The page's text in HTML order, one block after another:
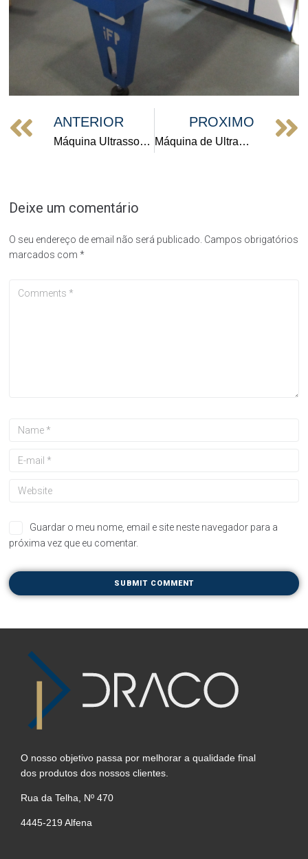
ANTERIOR
Máquina Ultrassons Industrial TT-150
PROXIMO
Máquina de Ultrassons Multicuba TT-400N
Deixe um comentário
O seu endereço de email não será publicado. Campos obrigatórios
marcados com*
Guardar o meu nome, email e site neste navegador para a
próxima vez que eu comentar.
O nosso objetivo passa por melhorar a qualidade final
dos produtos dos nossos clientes.
Rua da Telha, Nº 470
4445-219 Alfena